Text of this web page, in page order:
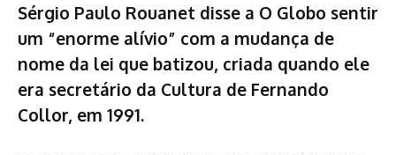
Sérgio Paulo Rouanet disse a O Globo sentir
um “enorme alívio” com a mudança de
nome da lei que batizou, criada quando ele
era secretário da Cultura de Fernando
Collor, em 1991.